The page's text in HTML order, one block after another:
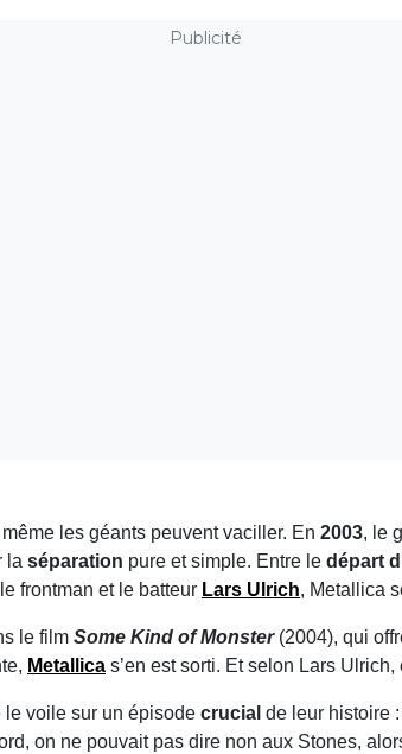
Publicité
les géants peuvent vaciller. En 2003, le
la séparation pure et simple. Entre le départ
frontman et le batteur Lars Ulrich, Metallica
le film Some Kind of Monster(2004), qui
Metallica s’en est sorti. Et selon Lars Ulrich,
le voile sur un épisode crucial de leur histoire :
on ne pouvait pas dire non aux Stones,